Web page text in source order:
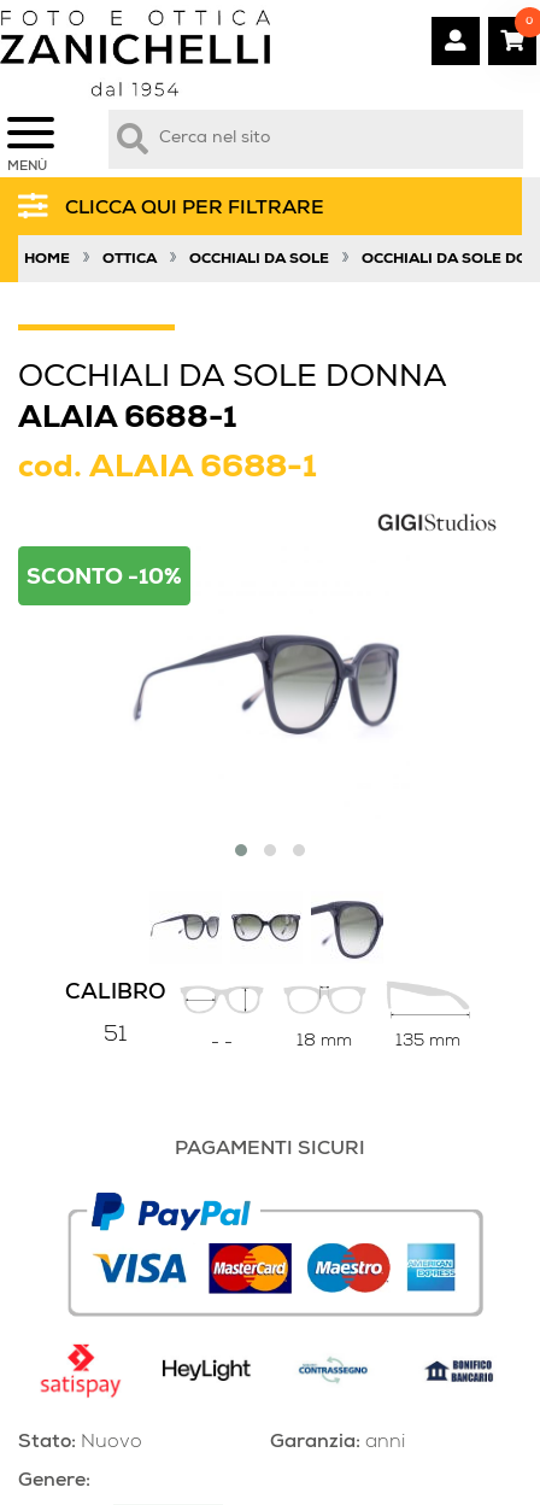
MENÙ
0
CLICCA QUI PER FILTRARE
HOME » OTTICA » OCCHIALI DA SOLE » OCCHIALI DA SOLE
OCCHIALI DA SOLE DONNA
ALAIA 6688-1
cod. ALAIA 6688-1
SCONTO -10%
CALIBRO
51 - - 18 mm 135 mm
PAGAMENTI SICURI
Stato: Nuovo
Genere:
Garanzia: anni